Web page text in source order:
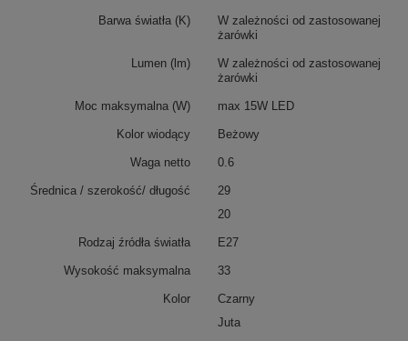
Barwa światła (K)
W zależności od zastosowanej
żarówki
Lumen (lm)
W zależności od zastosowanej
żarówki
Moc maksymalna (W) max 15W LED
Kolor wiodący Beżowy
Waga netto 0.6
Średnica / szerokość/ długość
29
20
Rodzaj źródła światła E27
Wysokość maksymalna 33
Kolor
Czarny
Juta